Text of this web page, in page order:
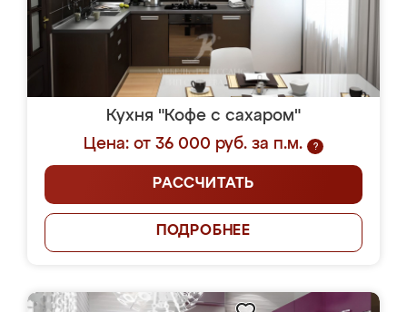
Кухня "Кофе с сахаром"
Цена: от 36 000 руб. за п.м.
?
РАССЧИТАТЬ
ПОДРОБНЕЕ